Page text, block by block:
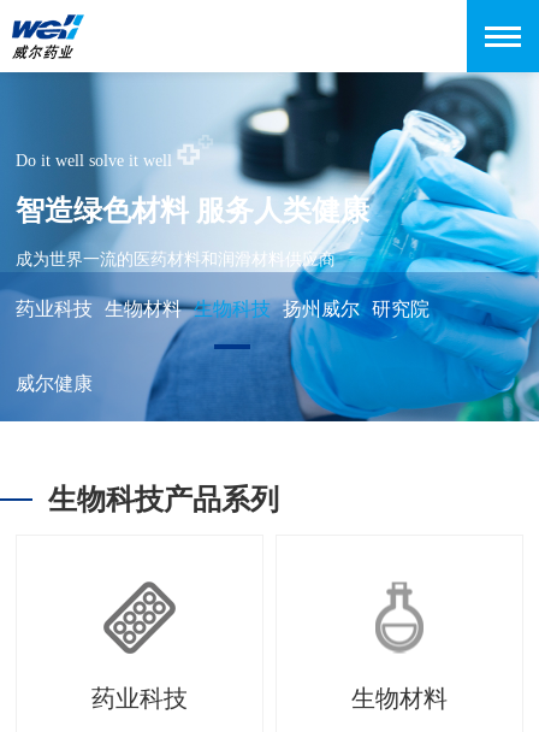
Do it well solve it well
智造绿色材料 服务人类健康
成为世界一流的医药材料和润滑材料供应商
药业科技 生物材料 生物科技 扬州威尔 研究院
威尔健康
生物科技产品系列
药业科技 生物材料